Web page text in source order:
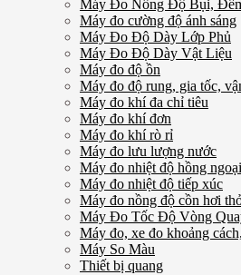
Máy Đo Nồng Độ Bụi,
Máy đo cường độ ánh sáng
Máy Đo Độ Dày Lớp Phủ
Máy Đo Độ Dày Vật Liệu
Máy đo độ ồn
Máy đo độ rung, gia tốc,
Máy đo khí đa chỉ tiêu
Máy đo khí đơn
Máy đo khí rò rỉ
Máy đo lưu lượng nước
Máy đo nhiệt độ hồng ngoại
Máy đo nhiệt độ tiếp xúc
Máy đo nồng độ cồn hơi
Máy Đo Tốc Độ Vòng
Máy đo, xe đo khoảng
Máy So Màu
Thiết bị quang